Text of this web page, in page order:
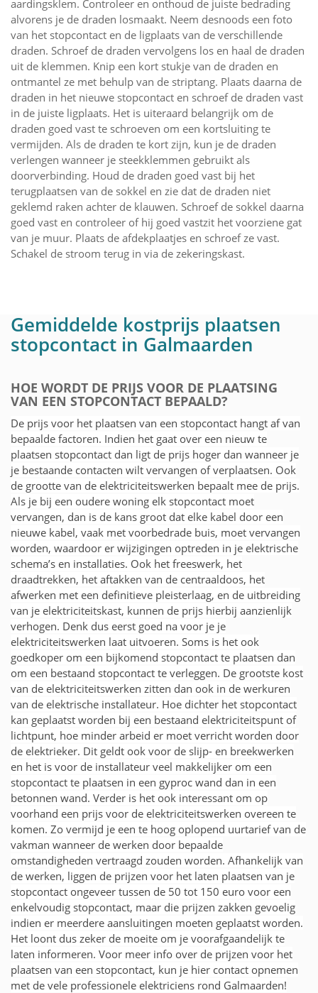
aardingsklem. Controleer en onthoud de juiste bedrading
alvorens je de draden losmaakt. Neem desnoods een foto
van het stopcontact en de ligplaats van de verschillende
draden. Schroef de draden vervolgens los en haal de draden
uit de klemmen. Knip een kort stukje van de draden en
ontmantel ze met behulp van de striptang. Plaats daarna de
draden in het nieuwe stopcontact en schroef de draden vast
in de juiste ligplaats. Het is uiteraard belangrijk om de
draden goed vast te schroeven om een kortsluiting te
vermijden. Als de draden te kort zijn, kun je de draden
verlengen wanneer je steekklemmen gebruikt als
doorverbinding. Houd de draden goed vast bij het
terugplaatsen van de sokkel en zie dat de draden niet
geklemd raken achter de klauwen. Schroef de sokkel daarna
goed vast en controleer of hij goed vastzit het voorziene gat
van je muur. Plaats de afdekplaatjes en schroef ze vast.
Schakel de stroom terug in via de zekeringskast.
Gemiddelde kostprijs plaatsen
stopcontact in Galmaarden
HOE WORDT DE PRIJS VOOR DE PLAATSING
VAN EEN STOPCONTACT BEPAALD?
De prijs voor het plaatsen van een stopcontact hangt af van
bepaalde factoren. Indien het gaat over een nieuw te
plaatsen stopcontact dan ligt de prijs hoger dan wanneer je
je bestaande contacten wilt vervangen of verplaatsen. Ook
de grootte van de elektriciteitswerken bepaalt mee de prijs.
Als je bij een oudere woning elk stopcontact moet
vervangen, dan is de kans groot dat elke kabel door een
nieuwe kabel, vaak met voorbedrade buis, moet vervangen
worden, waardoor er wijzigingen optreden in je elektrische
schema’s en installaties. Ook het freeswerk, het
draadtrekken, het aftakken van de centraaldoos, het
afwerken met een definitieve pleisterlaag, en de uitbreiding
van je elektriciteitskast, kunnen de prijs hierbij aanzienlijk
verhogen. Denk dus eerst goed na voor je je
elektriciteitswerken laat uitvoeren. Soms is het ook
goedkoper om een bijkomend stopcontact te plaatsen dan
om een bestaand stopcontact te verleggen. De grootste kost
van de elektriciteitswerken zitten dan ook in de werkuren
van de elektrische installateur. Hoe dichter het stopcontact
kan geplaatst worden bij een bestaand elektriciteitspunt of
lichtpunt, hoe minder arbeid er moet verricht worden door
de elektrieker. Dit geldt ook voor de slijp- en breekwerken
en het is voor de installateur veel makkelijker om een
stopcontact te plaatsen in een gyproc wand dan in een
betonnen wand. Verder is het ook interessant om op
voorhand een prijs voor de elektriciteitswerken overeen te
komen. Zo vermijd je een te hoog oplopend uurtarief van de
vakman wanneer de werken door bepaalde
omstandigheden vertraagd zouden worden. Afhankelijk van
de werken, liggen de prijzen voor het laten plaatsen van je
stopcontact ongeveer tussen de 50 tot 150 euro voor een
enkelvoudig stopcontact, maar die prijzen zakken gevoelig
indien er meerdere aansluitingen moeten geplaatst worden.
Het loont dus zeker de moeite om je voorafgaandelijk te
laten informeren. Voor meer info over de prijzen voor het
plaatsen van een stopcontact, kun je hier contact opnemen
met de vele professionele elektriciens rond Galmaarden!